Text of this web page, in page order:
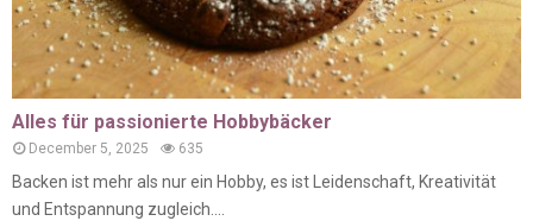
Alles für passionierte Hobbybäcker
December 5, 2025 635
Backen ist mehr als nur ein Hobby, es ist Leidenschaft, Kreativität
und Entspannung zugleich....